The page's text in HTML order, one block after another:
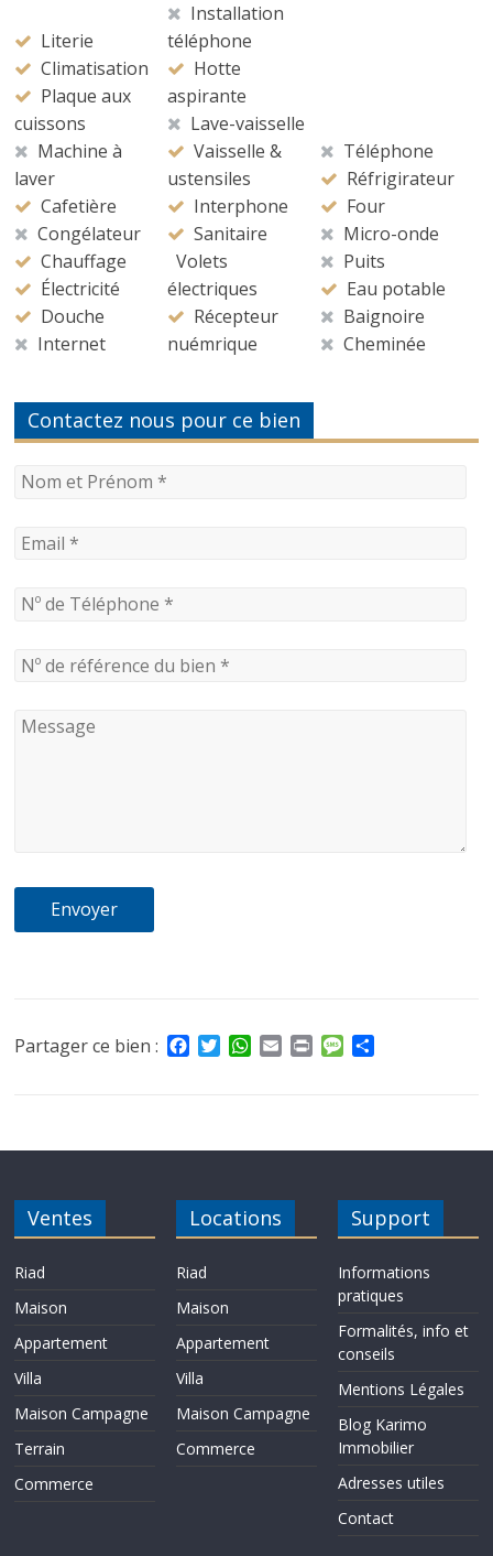
Literie
Climatisation
Plaque aux
cuissons
Machine à
laver
Cafetière
Congélateur
Chauffage
Électricité
Douche
Internet
Installation
téléphone
Hotte
aspirante
Lave-vaisselle
Vaisselle &
ustensiles
Interphone
Sanitaire
Volets
électriques
Récepteur
nuémrique
Téléphone
Réfrigirateur
Four
Micro-onde
Puits
Eau potable
Baignoire
Cheminée
Contactez nous pour ce bien
Partager ce bien :
o
k
T
e
W
A
p
P
M
g
g
r
Ventes
Riad
Maison
Appartement
Villa
Maison Campagne
Terrain
Commerce
Locations
Riad
Maison
Appartement
Villa
Maison Campagne
Commerce
Support
Informations
pratiques
Formalités, info et
conseils
Mentions Légales
Blog Karimo
Immobilier
Adresses utiles
Contact